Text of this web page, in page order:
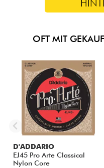
OFT MIT
D'ADDARIO
EJ45 Pro Arte Classical
Nylon Core